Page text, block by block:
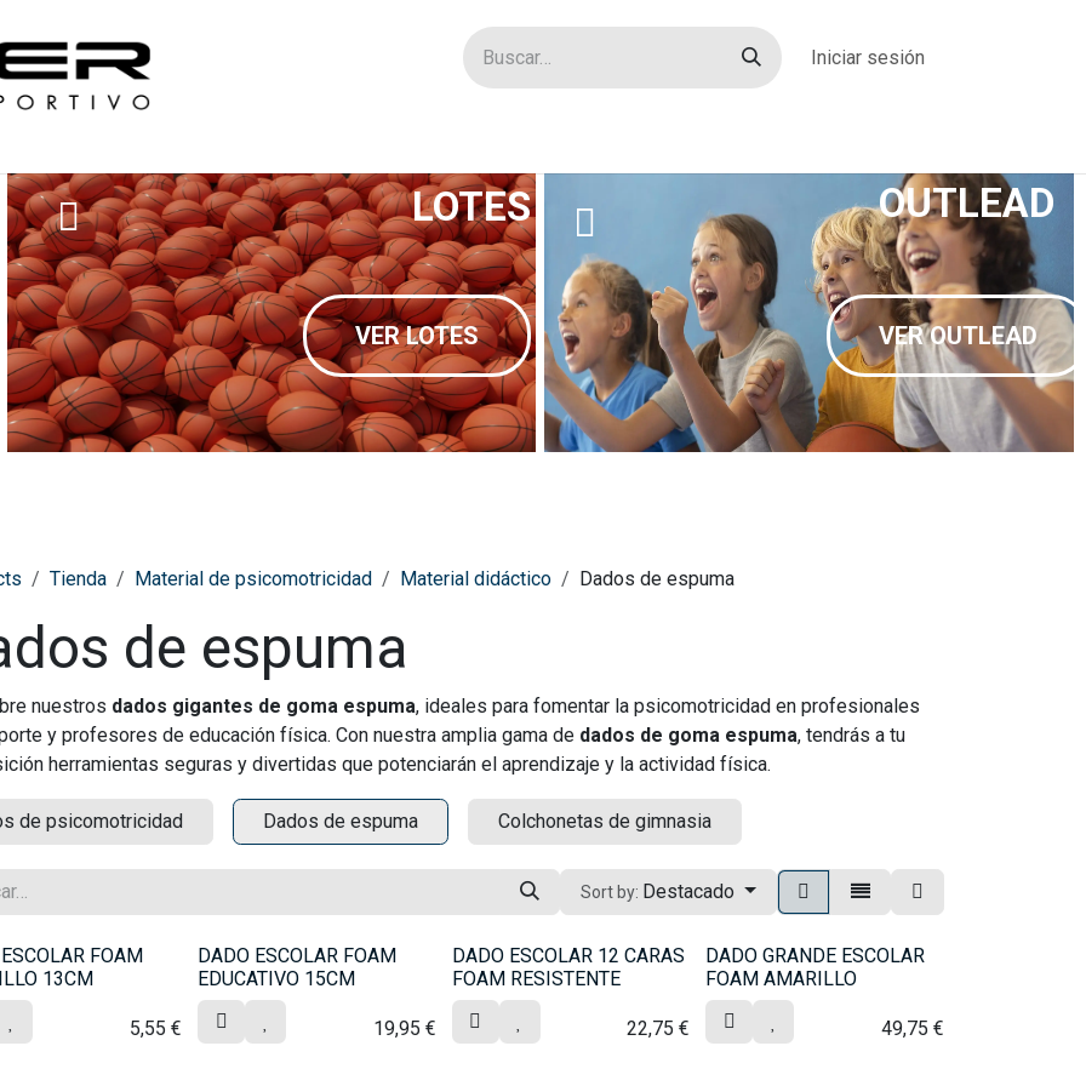
Iniciar sesión
VER OUTLEAD
VER LOTES
LOTES OUTLEAD
Tienda Material de psicomotricidad Material didáctico Dados de espuma
de espuma
nuestros dados gigantes de goma espuma, ideales para fomentar la psicomotricidad en profesionales
y profesores de educación física. Con nuestra amplia gama de dados de goma espuma, tendrás a tu
herramientas seguras y divertidas que potenciarán el aprendizaje y la actividad física.
de psicomotricidad Dados de espuma Colchonetas de gimnasia
Sort by: Destacado
FOAM
13CM
5,55 €
DADO ESCOLAR FOAM
EDUCATIVO 15CM
19,95 €
DADO ESCOLAR 12 CARAS
FOAM RESISTENTE
22,75 €
DADO GRANDE ESCOLAR
FOAM AMARILLO
49,75 €